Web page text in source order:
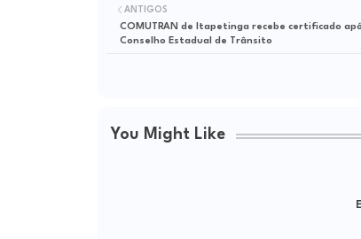
ANTIGOS
COMUTRAN de Itapetinga recebe certificado
Conselho Estadual de Trânsito
You Might Like